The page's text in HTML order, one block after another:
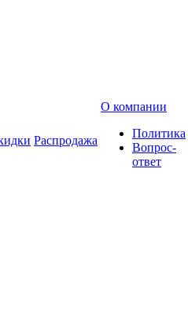
Распродажа
О компании
Политика
Вопрос-
ответ